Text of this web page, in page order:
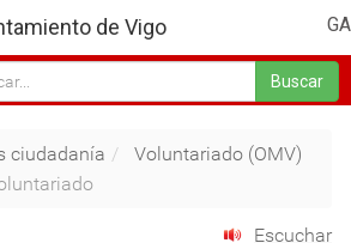
GA
de Vigo
Buscar
ciudadanía
Voluntariado (OMV)
Escuchar